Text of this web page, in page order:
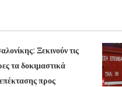
Ξεκινούν τις
τα δοκιμαστικά
προς